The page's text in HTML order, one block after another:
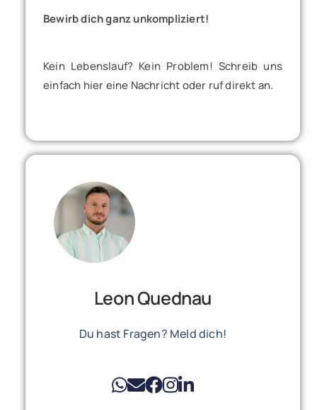
Bewirb dich ganz unkompliziert!
Kein Lebenslauf? Kein Problem! Schreib uns
einfach hier eine Nachricht oder ruf direkt an.
Leon Quednau
Du hast Fragen? Meld dich!